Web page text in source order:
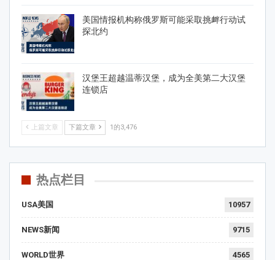
美国情报机构称俄罗斯可能采取挑衅行动试
探北约
汉堡王超越温蒂汉堡，成为全美第二大汉堡
连锁店
上篇文章 下篇文章 1的3,476
热点栏目
USA美国 10957
NEWS新闻 9715
WORLD世界 4565